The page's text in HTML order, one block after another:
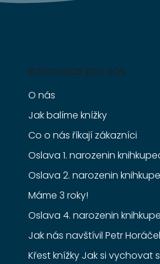
Informace pro vás
O nás
Jak balíme knížky
Co o nás říkají zákazníci
Oslava 1. narozenin
Oslava 2. narozenin
Máme 3 roky!
Oslava 4. narozenin
Jak nás navštívil Petr
Křest knížky Jak si vychovat